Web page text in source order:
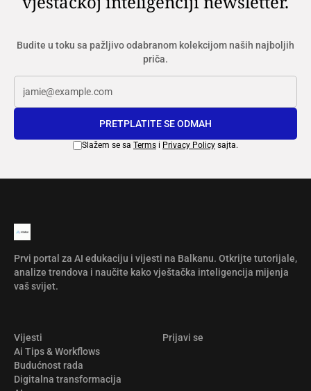
Budite u toku sa pažljivo odabranom kolekcijom naših najboljih
priča.
PRETPLATITE SE ODMAH
Slažem se sa Terms i Privacy Policy sajta.
Prvi portal za AI edukaciju i vijesti na Balkanu. Otkrijte tutorijale,
analize trendova i naučite kako vještačka inteligencija mijenja
vaš svijet.
Vijesti
Ai Tips & Workflows
Budućnost rada
Digitalna transformacija
Prijavi se